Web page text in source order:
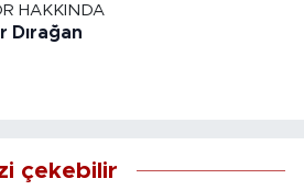
HAKKINDA
Dırağan
çekebilir